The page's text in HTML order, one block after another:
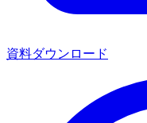
資料ダウンロード